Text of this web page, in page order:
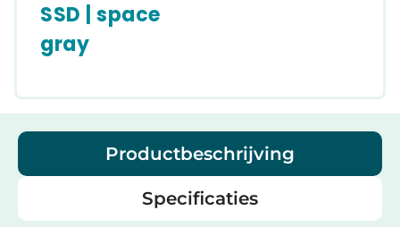
SSD | space
gray
Productbeschrijving
Specificaties